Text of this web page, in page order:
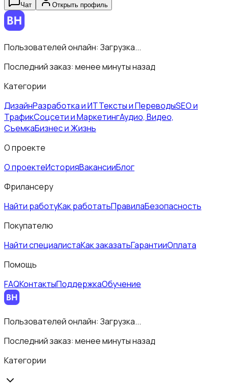
Чат Открыть профиль
Пользователей онлайн: Загрузка...
Последний заказ: менее минуты назад
Категории
ДизайнРазработка и ИТТексты и ПереводыSEO и
ТрафикСоцсети и МаркетингАудио, Видео,
СъемкаБизнес и Жизнь
О проекте
О проектеИсторияВакансииБлог
Фрилансеру
Найти работуКак работатьПравилаБезопасность
Покупателю
Найти специалистаКак заказатьГарантииОплата
Помощь
FAQКонтактыПоддержкаОбучение
Пользователей онлайн: Загрузка...
Последний заказ: менее минуты назад
Категории